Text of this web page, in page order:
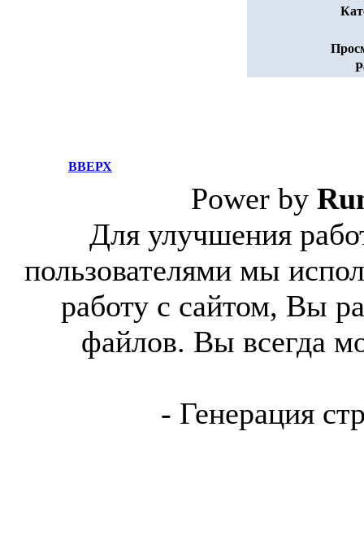
ВВЕРХ
Power by
Для улучшения
пользователями мы
работу с сайтом, Вы
файлов. Вы всегда
- Генерация